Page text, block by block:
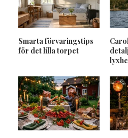
Smarta förvaringstips
för det lilla torpet